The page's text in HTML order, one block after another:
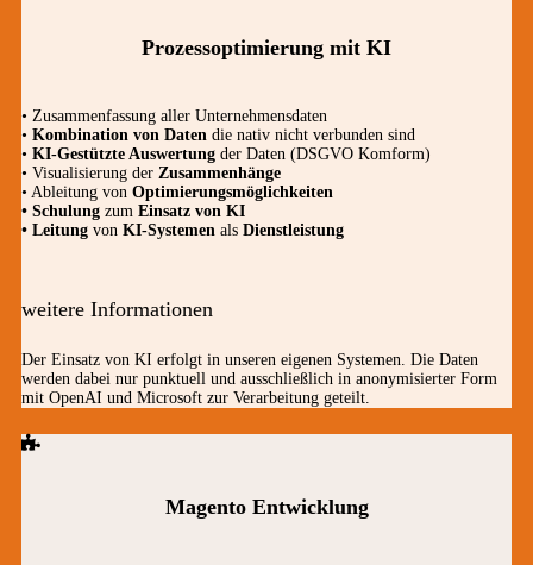
Prozessoptimierung mit KI
• Zusammenfassung aller Unternehmensdaten
• Kombination von Daten die nativ nicht verbunden sind
• KI-Gestützte Auswertung der Daten (DSGVO Komform)
• Visualisierung der Zusammenhänge
• Ableitung von Optimierungsmöglichkeiten
• Schulung zum Einsatz von KI
• Leitung von KI-Systemen als Dienstleistung
weitere Informationen
Der Einsatz von KI erfolgt in unseren eigenen Systemen. Die Daten
werden dabei nur punktuell und ausschließlich in anonymisierter Form
mit OpenAI und Microsoft zur Verarbeitung geteilt.
Magento Entwicklung